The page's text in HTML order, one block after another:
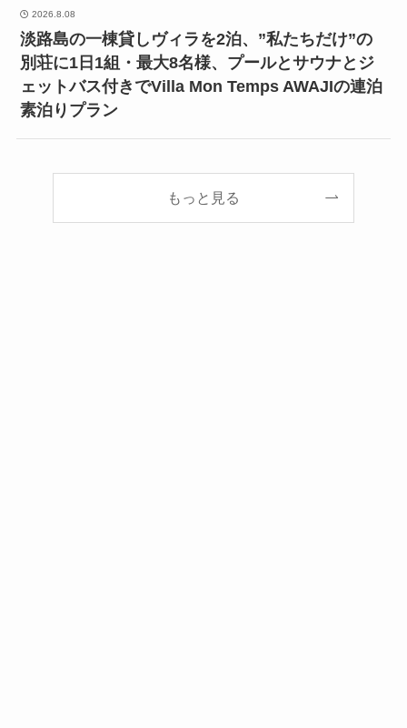
2026.8.08
淡路島の一棟貸しヴィラを2泊、”私たちだけ”の
別荘に1日1組・最大8名様、プールとサウナとジ
ェットバス付きでVilla Mon Temps AWAJIの連泊
素泊りプラン
もっと見る